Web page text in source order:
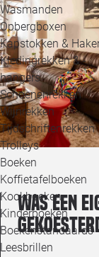
Wasmanden
Opbergboxen
Kapstokken &
Kledingrekken & -
hangers
Schoenenrekken
Wijnrekken
Tijdschriftenrekken
Trolleys
Boeken
Koffietafelboeken
Kookboeken
Kinderboeken
Boekenstandaards
Leesbrillen
Was een